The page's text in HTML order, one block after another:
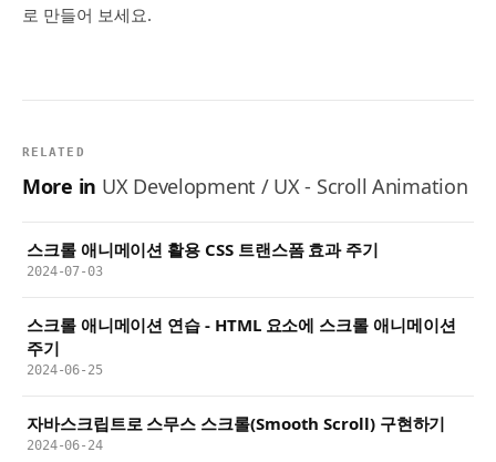
로 만들어 보세요.
RELATED
More in UX Development / UX - Scroll Animation
스크롤 애니메이션 활용 CSS 트랜스폼 효과 주기
2024-07-03
스크롤 애니메이션 연습 - HTML 요소에 스크롤 애니메이션
주기
2024-06-25
자바스크립트로 스무스 스크롤(Smooth Scroll) 구현하기
2024-06-24